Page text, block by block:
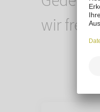
wir